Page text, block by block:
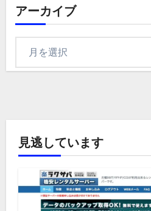
アーカイブ
見逃しています